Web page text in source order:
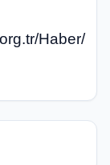
Haber/